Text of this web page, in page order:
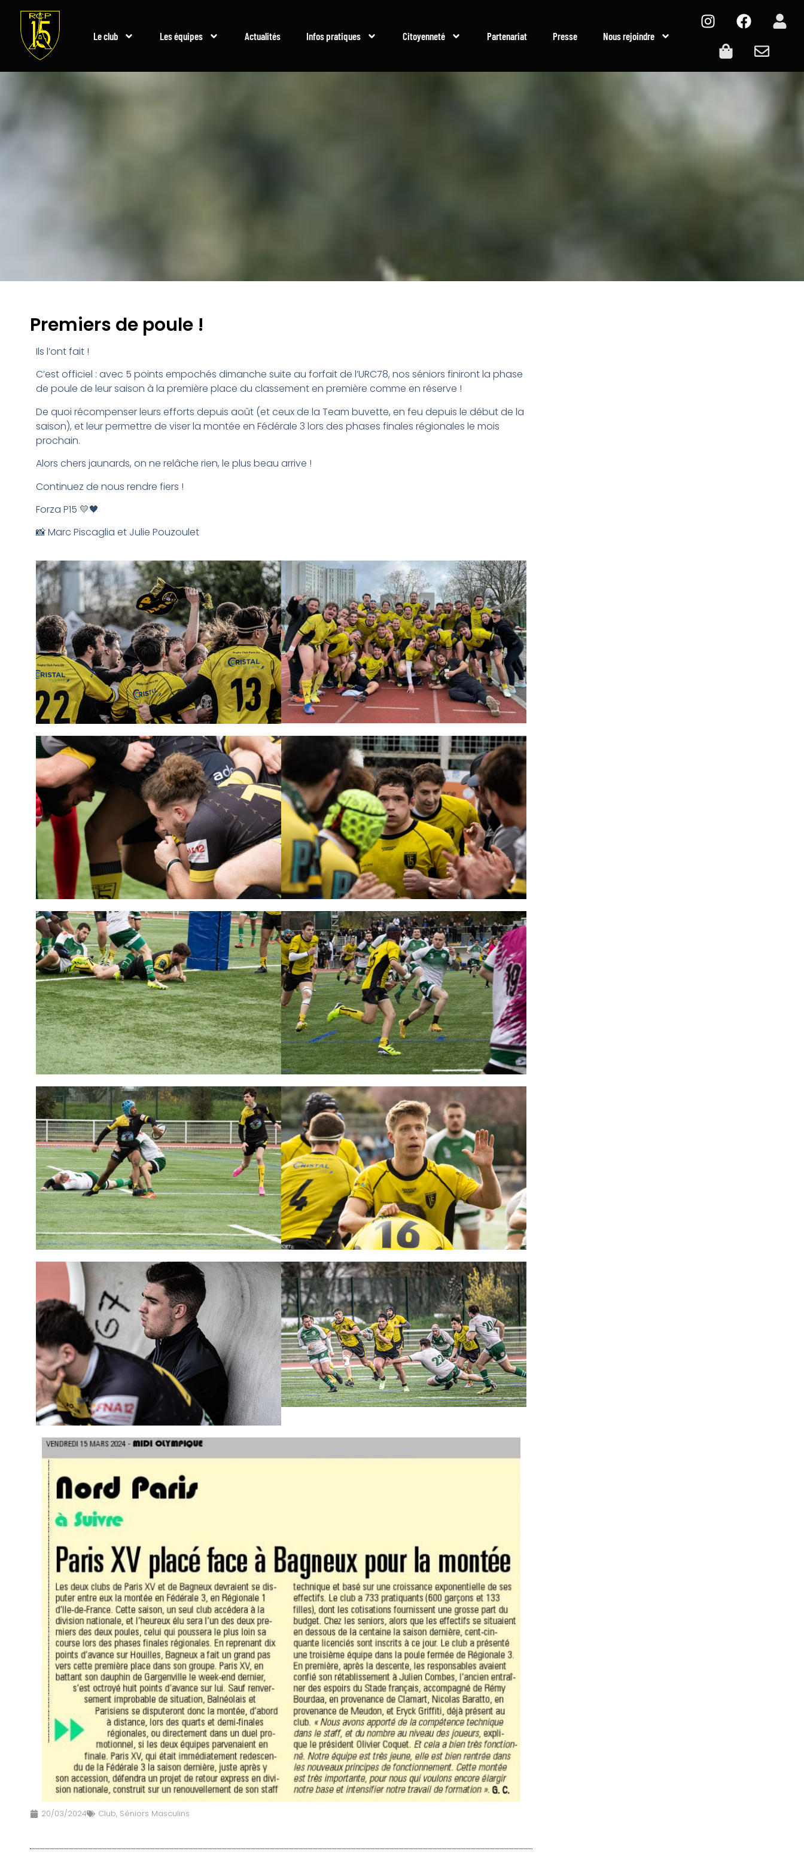
Le club Les équipes Actualités Infos pratiques Citoyenneté Partenariat Presse Nous rejoindre
Premiers de poule !
Ils l’ont fait !
C’est officiel : avec 5 points empochés dimanche suite au forfait de l’URC78, nos séniors finiront la phase
de poule de leur saison à la première place du classement en première comme en réserve !
De quoi récompenser leurs efforts depuis août (et ceux de la Team buvette, en feu depuis le début de la
saison), et leur permettre de viser la montée en Fédérale 3 lors des phases finales régionales le mois
prochain.
Alors chers jaunards, on ne relâche rien, le plus beau arrive !
Continuez de nous rendre fiers !
Forza P15 💛🖤
📸 Marc Piscaglia et Julie Pouzoulet
20/03/2024 Club, Séniors Masculins